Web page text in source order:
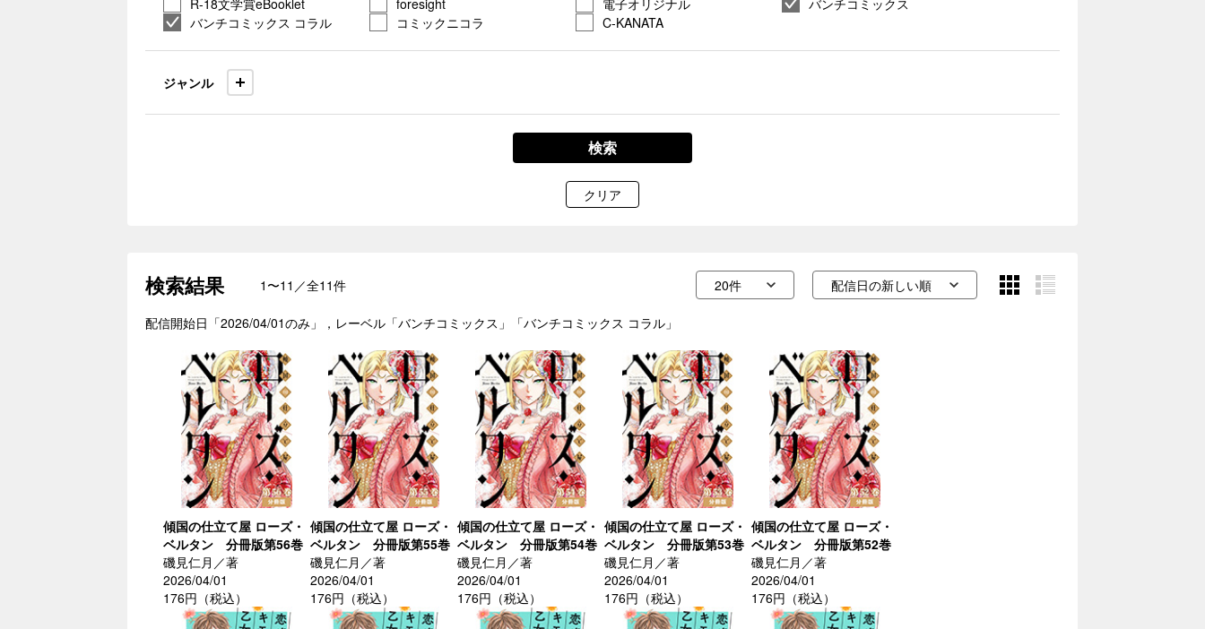
R-18文学賞eBooklet
foresight 電子オリジナル
バンチコミックス
バンチコミックス コラル
コミックニコラ C-KANATA
ジャンル
検索
クリア
検索結果 1〜11／全11件
配信開始日「2026/04/01のみ」，レーベル「バンチコミックス」「バンチコミックス コラル」
傾国の仕立て屋 ローズ・
ベルタン 分冊版第56巻
磯見仁月／著
2026/04/01
176円（税込）
傾国の仕立て屋 ローズ・
ベルタン 分冊版第55巻
磯見仁月／著
2026/04/01
176円（税込）
傾国の仕立て屋 ローズ・
ベルタン 分冊版第54巻
磯見仁月／著
2026/04/01
176円（税込）
傾国の仕立て屋 ローズ・
ベルタン 分冊版第53巻
磯見仁月／著
2026/04/01
176円（税込）
傾国の仕立て屋 ローズ・
ベルタン 分冊版第52巻
磯見仁月／著
2026/04/01
176円（税込）